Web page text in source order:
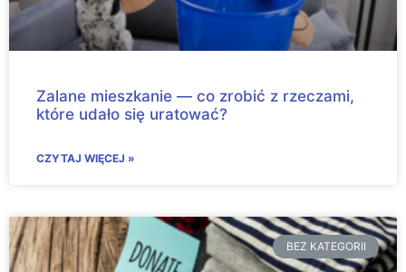
Zalane mieszkanie — co zrobić z rzeczami,
które udało się uratować?
CZYTAJ WIĘCEJ »
BEZ KATEGORII